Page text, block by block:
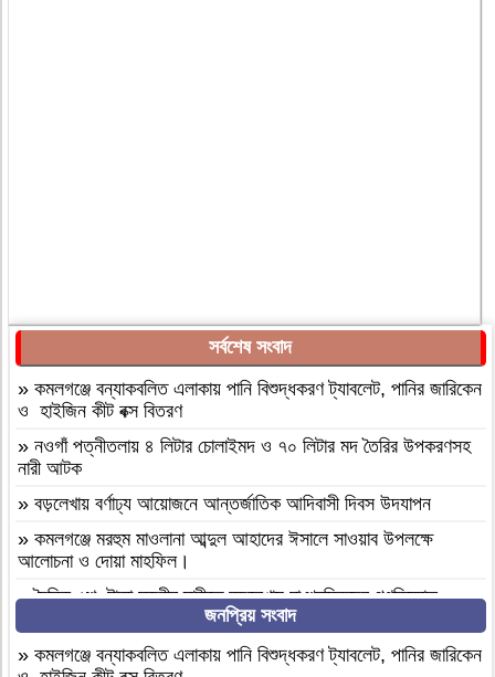
সর্বশেষ সংবাদ
» কমলগঞ্জে বন্যাকবলিত এলাকায় পানি বিশুদ্ধকরণ ট্যাবলেট, পানির জারিকেন
ও হাইজিন কীট বক্স বিতরণ
» নওগাঁ পত্নীতলায় ৪ লিটার চোলাইমদ ও ৭০ লিটার মদ তৈরির উপকরণসহ
নারী আটক
» বড়লেখায় বর্ণাঢ্য আয়োজনে আন্তর্জাতিক আদিবাসী দিবস উদযাপন
» কমলগঞ্জে মরহুম মাওলানা আব্দুল আহাদের ঈসালে সাওয়াব উপলক্ষে
আলোচনা ও দোয়া মাহফিল।
»দৈনিক ৫শ টাকা মজুরীর দাবীতে বড়লেখায় চা শ্রমিকদের গণবিক্ষোভ
»কমলগঞ্জের শমশেরনগর চা বাগানে অতিরিক্ত মদপানে অসুস্থ হয়ে যুবকের
মৃত্যু
জনপ্রিয় সংবাদ
» কমলগঞ্জে বন্যাকবলিত এলাকায় পানি বিশুদ্ধকরণ ট্যাবলেট, পানির জারিকেন